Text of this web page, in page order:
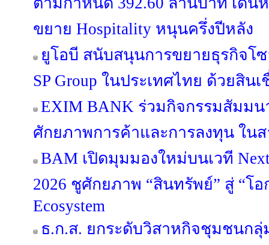
ขยาย Hospitality หนุนครึ่งปีหลัง
ยูโอบี สนับสนุนการขยายธุรกิจโ
SP Group ในประเทศไทย ด้วยสิน
EXIM BANK ร่วมกิจกรรมสัมมน
ศักยภาพการค้าและการลงทุน ใน
BAM เปิดมุมมองใหม่บนเวที Next
2026 ชูศักยภาพ “สินทรัพย์” สู่ “โอ
Ecosystem
ธ.ก.ส. ยกระดับวิสาหกิจชุมชนกลุ่